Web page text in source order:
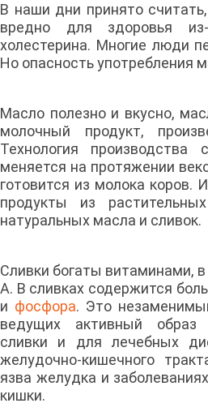
В наши дни принято
вредно для здоровья
холестерина. Многие люди
Но опасность употребления
Масло полезно и вкусно,
молочный продукт,
Технология производства
меняется на протяжении
готовится из молока коров.
продукты из
натуральных масла и сливок.
Сливки богаты витаминами,
А. В сливках содержится
и фосфора. Это
ведущих активный
сливки и для лечебных
желудочно-кишечного
язва желудка и
кишки.